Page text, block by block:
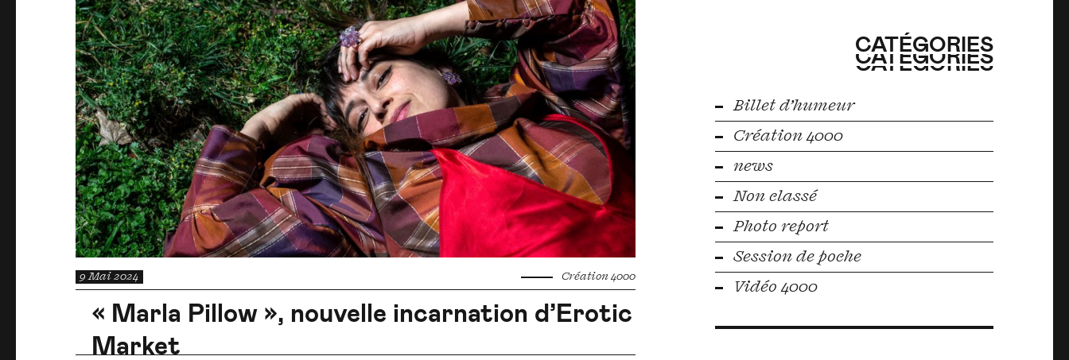
9 Mai 2024 Création 4000
« Marla Pillow », nouvelle incarnation d’Erotic
Market
CATÉGORIES
CATÉGORIES
CATÉGORIES
Billet d’humeur
Création 4000
news
Non classé
Photo report
Session de poche
Vidéo 4000